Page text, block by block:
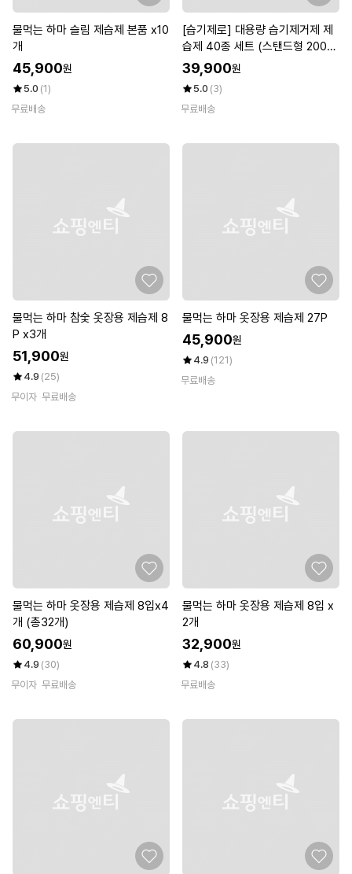
물먹는 하마 슬림 제습제 본품 x10
개
45,900원
5.0 (1)
무료배송
[습기제로] 대용량 습기제거제 제
습제 40종 세트 (스탠드형 200g
28개+옷걸이형 200g 12개)
39,900원
5.0 (3)
무료배송
물먹는 하마 참숯 옷장용 제습제 8
P x3개
51,900원
4.9 (25)
무이자 무료배송
물먹는 하마 옷장용 제습제 27P
45,900원
4.9 (121)
무료배송
물먹는 하마 옷장용 제습제 8입x4
개 (총32개)
60,900원
4.9 (30)
무이자 무료배송
물먹는 하마 옷장용 제습제 8입 x
2개
32,900원
4.8 (33)
무료배송